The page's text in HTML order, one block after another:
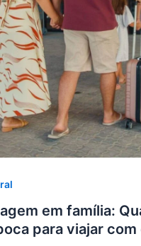
em família:
para viajar com